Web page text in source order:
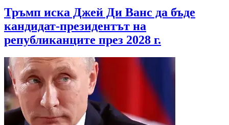
Тръмп иска Джей Ди Ванс да бъде
кандидат-президентът на
републиканците през 2028 г.